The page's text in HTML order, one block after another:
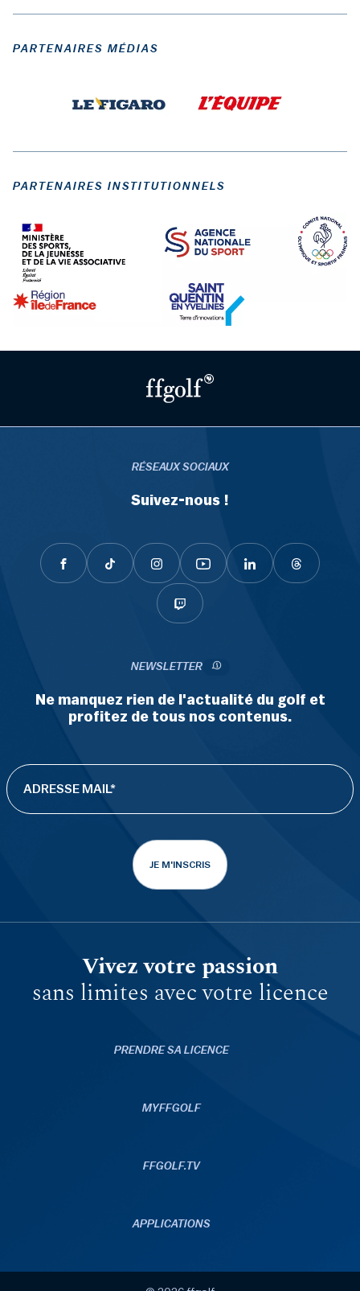
PARTENAIRES MÉDIAS
PARTENAIRES INSTITUTIONNELS
RÉSEAUX SOCIAUX
Suivez-nous !
NEWSLETTER
Ne manquez rien de l'actualité du golf et
profitez de tous nos contenus.
JE M'INSCRIS
Vivez votre passion
sans limites avec votre licence
PRENDRE SA LICENCE
MYFFGOLF
FFGOLF.TV
APPLICATIONS